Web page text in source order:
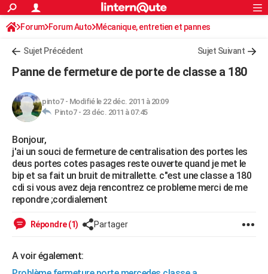
ACTUALITÉS
Politique
Société
Faits Divers
Education
Monde
Villes
+
Retraite
Impôts
Epargne
Immobilier
Risques naturels par ville
Banque
Assurance
Crédit
AUTO
HIGH-TECH
Mobiles
Meilleur smartphone
Internet
Ordinateurs
Jeux vidéo
Guide high-tech
+BRICOLAGE
Forum
Aménagement intérieur
Extérieur
Cuisine
Salle de bains
Jardinage
Rangement
WEEK-END
Guides de France
Escapades
Patrimoine
Expositions
Musées
Week-end nature
Art de vivre
Bien-être
Loisirs
Mode
Modes de vie
Alimentation
Guide de la santé
Maladies
Médicaments
Sommeil
VOYAGE
Rechercher
S'inscrire
Connexion
Forum Forum Auto Mécanique, entretien et pannes
Sujet Précédent Sujet Suivant
Panne de fermeture de porte de classe a 180
pinto7- Modifié le 22 déc. 2011 à 20:09
Pinto7 - 23 déc. 2011 à 07:45
Bonjour,
j'ai un souci de fermeture de centralisation des portes les
deus portes cotes pasages reste ouverte quand je met le
bip et sa fait un bruit de mitrallette. c"est une classe a 180
cdi si vous avez deja rencontrez ce probleme merci de me
repondre ;cordialement
Répondre (1) Partager
A voir également: